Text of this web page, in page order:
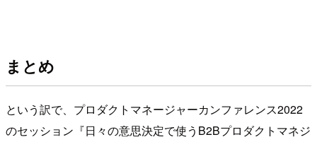
まとめ
という訳で、プロダクトマネージャーカンファレンス2022
のセッション『日々の意思決定で使うB2Bプロダクトマネジ